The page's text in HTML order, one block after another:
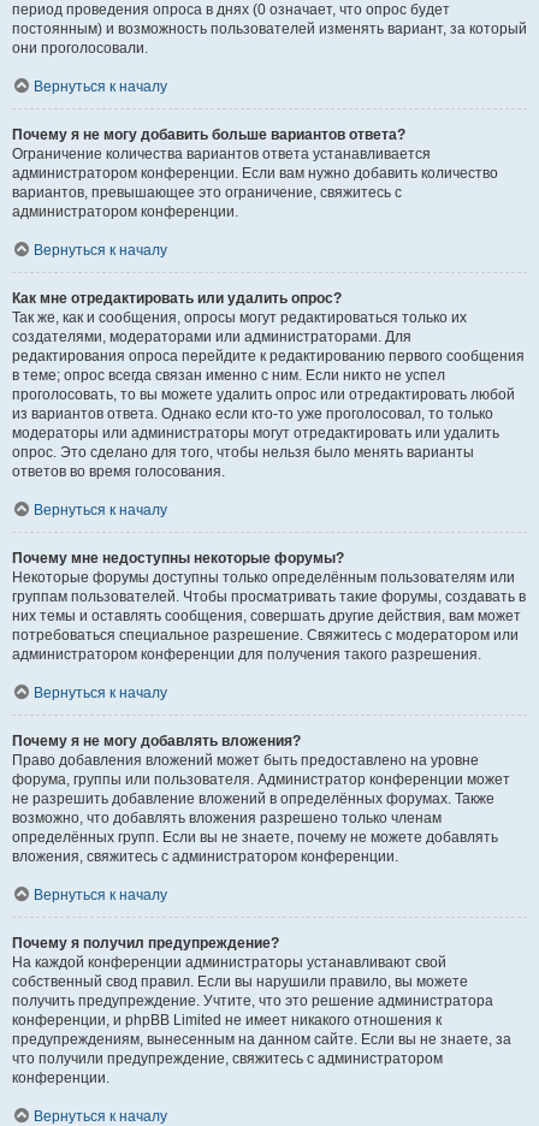
период проведения опроса в днях (0 означает, что опрос будет
постоянным) и возможность пользователей изменять вариант, за который
они проголосовали.
Вернуться к началу
Почему я не могу добавить больше вариантов ответа?
Ограничение количества вариантов ответа устанавливается
администратором конференции. Если вам нужно добавить количество
вариантов, превышающее это ограничение, свяжитесь с
администратором конференции.
Вернуться к началу
Как мне отредактировать или удалить опрос?
Так же, как и сообщения, опросы могут редактироваться только их
создателями, модераторами или администраторами. Для
редактирования опроса перейдите к редактированию первого сообщения
в теме; опрос всегда связан именно с ним. Если никто не успел
проголосовать, то вы можете удалить опрос или отредактировать любой
из вариантов ответа. Однако если кто-то уже проголосовал, то только
модераторы или администраторы могут отредактировать или удалить
опрос. Это сделано для того, чтобы нельзя было менять варианты
ответов во время голосования.
Вернуться к началу
Почему мне недоступны некоторые форумы?
Некоторые форумы доступны только определённым пользователям или
группам пользователей. Чтобы просматривать такие форумы, создавать в
них темы и оставлять сообщения, совершать другие действия, вам может
потребоваться специальное разрешение. Свяжитесь с модератором или
администратором конференции для получения такого разрешения.
Вернуться к началу
Почему я не могу добавлять вложения?
Право добавления вложений может быть предоставлено на уровне
форума, группы или пользователя. Администратор конференции может
не разрешить добавление вложений в определённых форумах. Также
возможно, что добавлять вложения разрешено только членам
определённых групп. Если вы не знаете, почему не можете добавлять
вложения, свяжитесь с администратором конференции.
Вернуться к началу
Почему я получил предупреждение?
На каждой конференции администраторы устанавливают свой
собственный свод правил. Если вы нарушили правило, вы можете
получить предупреждение. Учтите, что это решение администратора
конференции, и phpBB Limited не имеет никакого отношения к
предупреждениям, вынесенным на данном сайте. Если вы не знаете, за
что получили предупреждение, свяжитесь с администратором
конференции.
Вернуться к началу